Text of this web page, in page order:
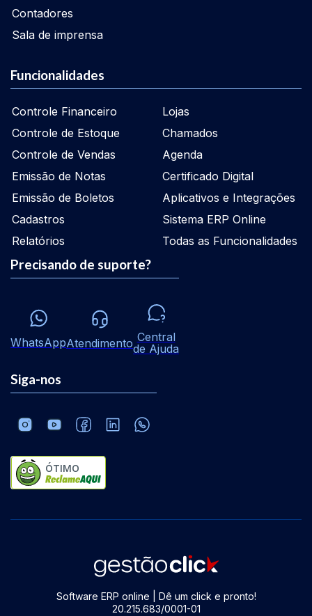
Contadores
Sala de imprensa
Funcionalidades
Controle Financeiro
Controle de Estoque
Controle de Vendas
Emissão de Notas
Emissão de Boletos
Cadastros
Relatórios
Lojas
Chamados
Agenda
Certificado Digital
Aplicativos e Integrações
Sistema ERP Online
Todas as Funcionalidades
Precisando de suporte?
WhatsAppAtendimento Central
de Ajuda
Siga-nos
ÓTIMO
Software ERP online | Dê um click e pronto!
20.215.683/0001-01